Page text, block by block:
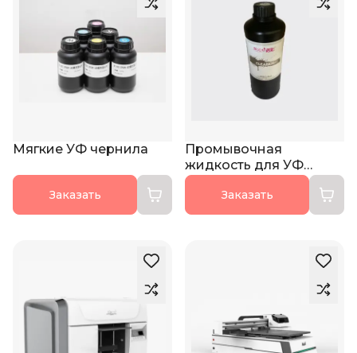
Мягкие УФ чернила
Заказать
Промывочная
жидкость для УФ
чернил
Заказать